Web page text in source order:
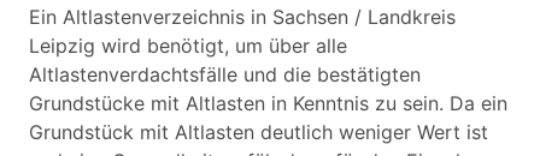
Ein Altlastenverzeichnis in Sachsen / Landkreis
Leipzig wird benötigt, um über alle
Altlastenverdachtsfälle und die bestätigten
Grundstücke mit Altlasten in Kenntnis zu sein. Da ein
Grundstück mit Altlasten deutlich weniger Wert ist